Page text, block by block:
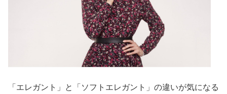
「エレガント」と「ソフトエレガント」の違いが気になる